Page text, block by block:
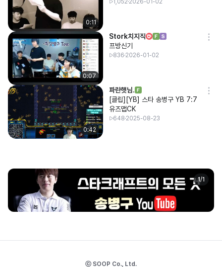
0:11
1,052 2026-01-02
0:07
Stork치지직
프방신기
836 2026-01-02
0:42
파란햇님.
[클립][YB] 스타 송병구 YB 7:7
유즈맵CK
648 2025-08-23
1/1
ⓒ SOOP Co., Ltd.